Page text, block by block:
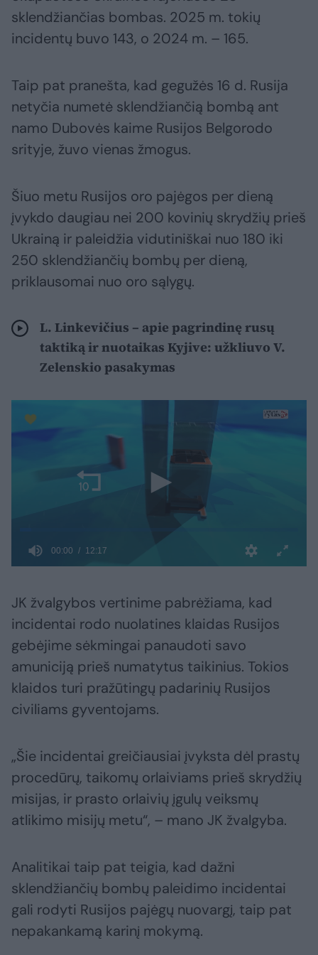
sklendžiančias bombas. 2025 m. tokių
incidentų buvo 143, o 2024 m. – 165.
Taip pat pranešta, kad gegužės 16 d. Rusija
netyčia numetė sklendžiančią bombą ant
namo Dubovės kaime Rusijos Belgorodo
srityje, žuvo vienas žmogus.
Šiuo metu Rusijos oro pajėgos per dieną
įvykdo daugiau nei 200 kovinių skrydžių prieš
Ukrainą ir paleidžia vidutiniškai nuo 180 iki
250 sklendžiančių bombų per dieną,
priklausomai nuo oro sąlygų.
L. Linkevičius – apie pagrindinę rusų
taktiką ir nuotaikas Kyjive: užkliuvo V.
Zelenskio pasakymas
JK žvalgybos vertinime pabrėžiama, kad
incidentai rodo nuolatines klaidas Rusijos
gebėjime sėkmingai panaudoti savo
amuniciją prieš numatytus taikinius. Tokios
klaidos turi pražūtingų padarinių Rusijos
civiliams gyventojams.
„Šie incidentai greičiausiai įvyksta dėl prastų
procedūrų, taikomų orlaiviams prieš skrydžių
misijas, ir prasto orlaivių įgulų veiksmų
atlikimo misijų metu“, – mano JK žvalgyba.
Analitikai taip pat teigia, kad dažni
sklendžiančių bombų paleidimo incidentai
gali rodyti Rusijos pajėgų nuovargį, taip pat
nepakankamą karinį mokymą.